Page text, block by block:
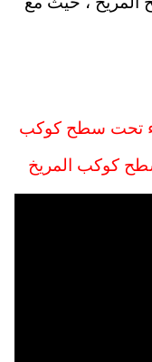
تحت سطح كوكب
سطح كوكب المريخ